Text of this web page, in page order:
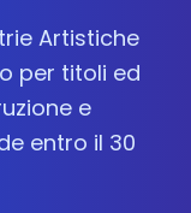
Artistiche
per titoli ed
e
entro il 30